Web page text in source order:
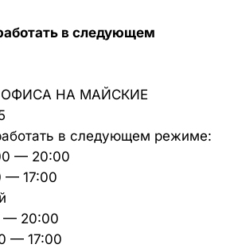
в следующем
ОФИСА НА МАЙСКИЕ
в следующем режиме:
— 20:00
— 17:00
— 20:00
— 17:00